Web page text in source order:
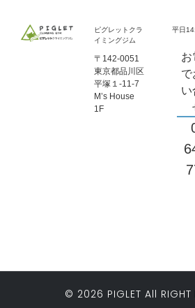
ピグレットクラ
イミングジム
〒142-0051
東京都品川区
平塚１-11-7
M’s House
1F
平日
お
で
い
© 2026 PIGLET All RIGHT